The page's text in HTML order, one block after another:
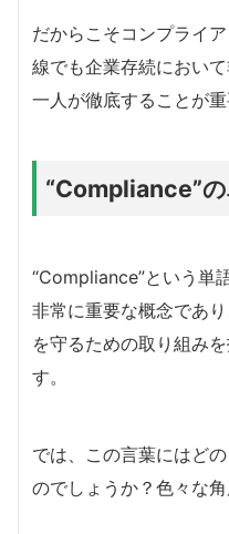
だからこそコンプライ
線でも企業存続におい
一人が徹底することが重
“Compliance”
“Compliance”という単
非常に重要な概念であ
を守るための取り組み
す。
では、この言葉にはど
のでしょうか？色々な